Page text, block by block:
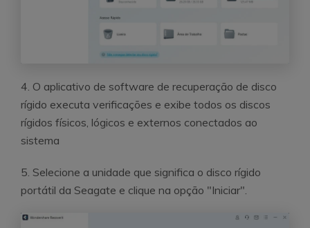
4. O aplicativo de software de recuperação de disco
rígido executa verificações e exibe todos os discos
rígidos físicos, lógicos e externos conectados ao
sistema
5. Selecione a unidade que significa o disco rígido
portátil da Seagate e clique na opção "Iniciar".